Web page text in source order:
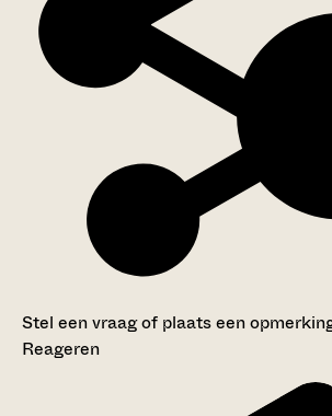
Stel een vraag of plaats een
Reageren